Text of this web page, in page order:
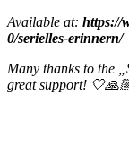
Available at: https://
0/serielles-erinnern/
Many thanks to the
great support!